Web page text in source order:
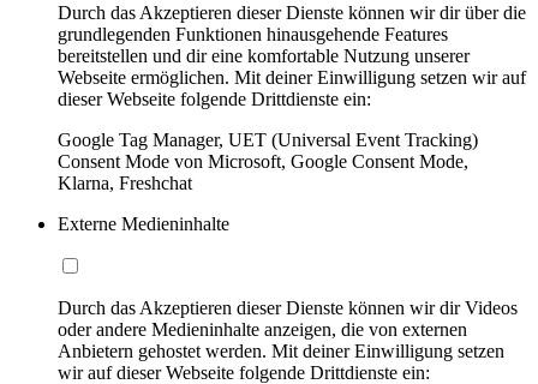
Durch das Akzeptieren dieser Dienste können wir dir über die
grundlegenden Funktionen hinausgehende Features
bereitstellen und dir eine komfortable Nutzung unserer
Webseite ermöglichen. Mit deiner Einwilligung setzen wir auf
dieser Webseite folgende Drittdienste ein:
Google Tag Manager, UET (Universal Event Tracking)
Consent Mode von Microsoft, Google Consent Mode,
Klarna, Freshchat
Externe Medieninhalte
Durch das Akzeptieren dieser Dienste können wir dir Videos
oder andere Medieninhalte anzeigen, die von externen
Anbietern gehostet werden. Mit deiner Einwilligung setzen
wir auf dieser Webseite folgende Drittdienste ein: